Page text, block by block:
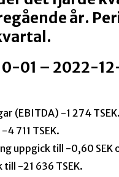
år.
01 – 2022-
(EBITDA) -1 274 TSEK.
711 TSEK.
uppgick till -0,60 SEK
-21 636 TSEK.